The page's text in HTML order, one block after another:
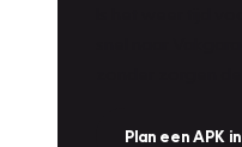
Plan een APK in